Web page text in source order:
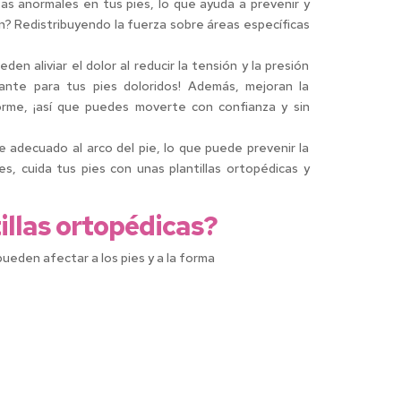
anormales en tus pies, lo que ayuda a prevenir y
Redistribuyendo la fuerza sobre áreas específicas
aliviar el dolor al reducir la tensión y la presión
para tus pies doloridos! Además, mejoran la
¡así que puedes moverte con confianza y sin
al arco del pie, lo que puede prevenir la
cuida tus pies con unas plantillas ortopédicas y
ortopédicas?
afectar a los pies y a la forma